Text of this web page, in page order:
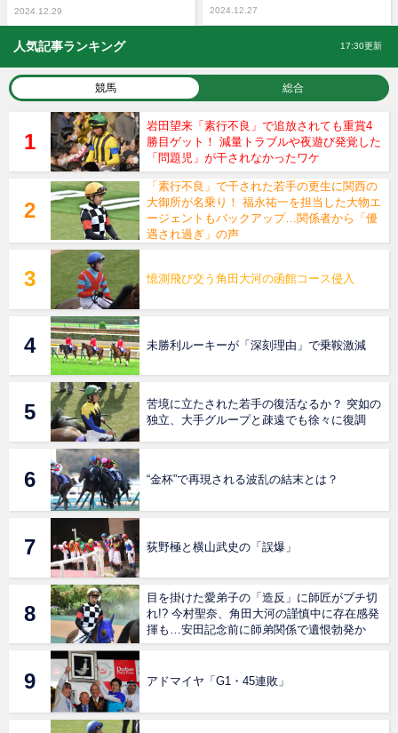
2024.12.29 2024.12.27
人気記事ランキング 17:30更新
競馬 総合
岩田望来「素行不良」で追放されても重賞4
勝目ゲット！ 減量トラブルや夜遊び発覚した
「問題児」が干されなかったワケ
「素行不良」で干された若手の更生に関西の
大御所が名乗り！ 福永祐一を担当した大物エ
ージェントもバックアップ…関係者から「優
遇され過ぎ」の声
憶測飛び交う角田大河の函館コース侵入
未勝利ルーキーが「深刻理由」で乗鞍激減
苦境に立たされた若手の復活なるか？ 突如の
独立、大手グループと疎遠でも徐々に復調
“金杯”で再現される波乱の結末とは？
荻野極と横山武史の「誤爆」
目を掛けた愛弟子の「造反」に師匠がブチ切
れ!? 今村聖奈、角田大河の謹慎中に存在感発
揮も…安田記念前に師弟関係で遺恨勃発か
アドマイヤ「G1・45連敗」